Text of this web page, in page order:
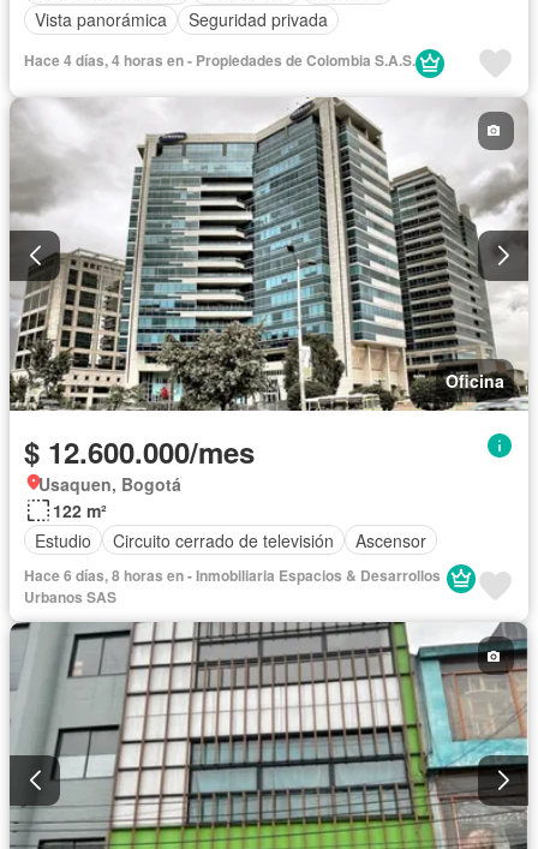
Vista panorámica
Seguridad privada
Hace 4 días, 4 horas en - Propiedades de Colombia S.A.S.
Oficina
$ 12.600.000/mes
Usaquen, Bogotá
122 m²
Estudio
Circuito cerrado de televisión Ascensor
Hace 6 días, 8 horas en - Inmobiliaria Espacios & Desarrollos
Urbanos SAS